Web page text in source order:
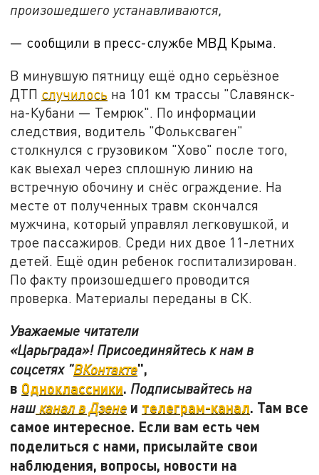
произошедшего устанавливаются,
— сообщили в пресс-службе МВД Крыма.
В минувшую пятницу ещё одно серьёзное
ДТП случилось на 101 км трассы "Славянск-
на-Кубани — Темрюк". По информации
следствия, водитель "Фольксваген"
столкнулся с грузовиком "Хово" после того,
как выехал через сплошную линию на
встречную обочину и снёс ограждение. На
месте от полученных травм скончался
мужчина, который управлял легковушкой, и
трое пассажиров. Среди них двое 11-летних
детей. Ещё один ребенок госпитализирован.
По факту произошедшего проводится
проверка. Материалы переданы в СК.
Уважаемые читатели
«Царьграда»! Присоединяйтесь к нам в
соцсетях "ВКонтакте",
в Одноклассники. Подписывайтесь на
наш канал в Дзене и телеграм-канал. Там все
самое интересное. Если вам есть чем
поделиться с нами, присылайте свои
наблюдения, вопросы, новости на